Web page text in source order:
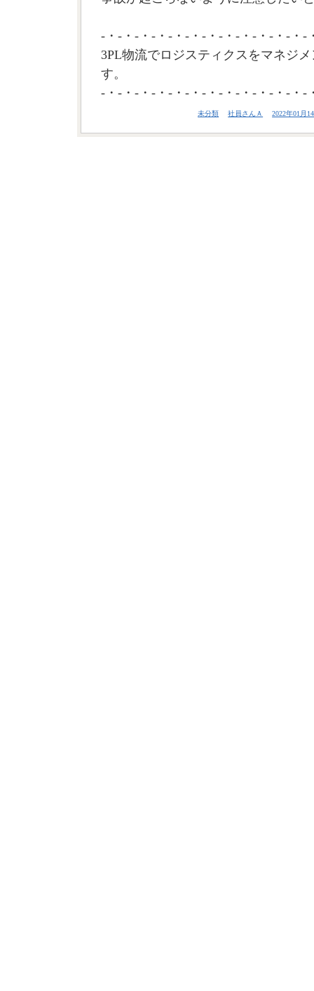
-・-・-・-・-・-・-・-・-・-・-・-・-
3PL物流でロジスティクスをマネジ
す。
-・-・-・-・-・-・-・-・-・-・-・-・-
未分類 社員さんＡ 2022年01月